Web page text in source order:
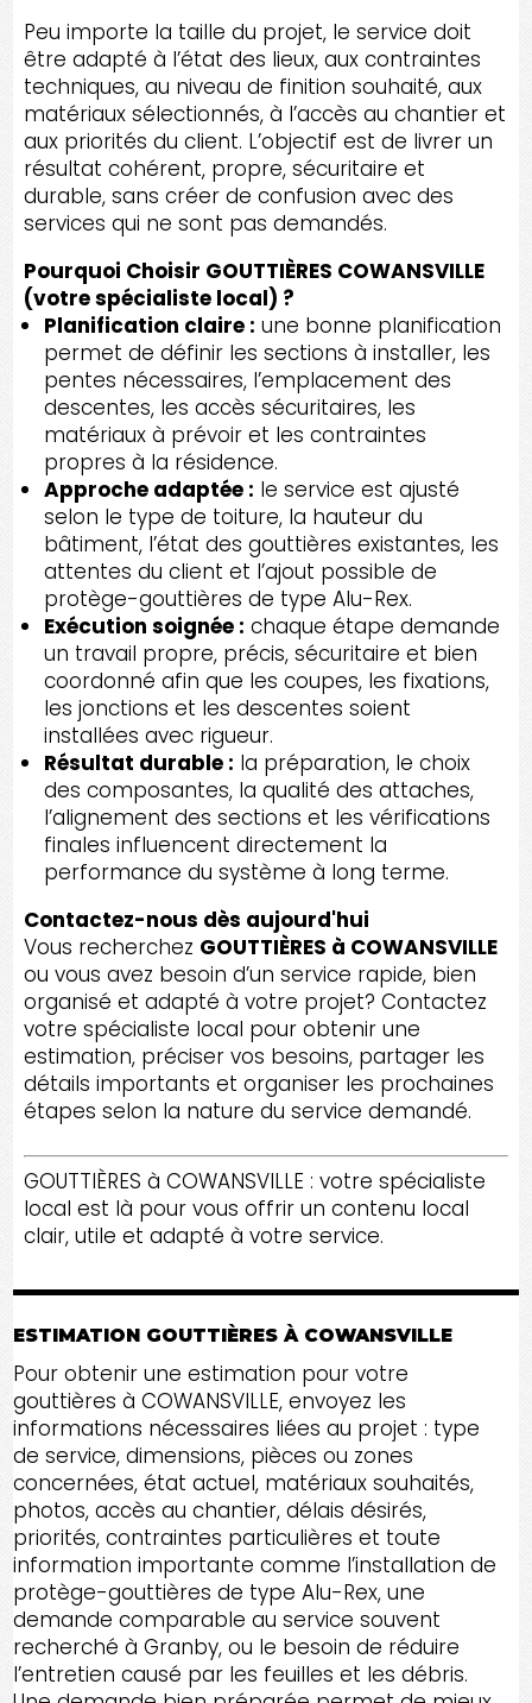
Peu importe la taille du projet, le service doit
être adapté à l’état des lieux, aux contraintes
techniques, au niveau de finition souhaité, aux
matériaux sélectionnés, à l’accès au chantier et
aux priorités du client. L’objectif est de livrer un
résultat cohérent, propre, sécuritaire et
durable, sans créer de confusion avec des
services qui ne sont pas demandés.
Pourquoi Choisir GOUTTIÈRES COWANSVILLE
(votre spécialiste local) ?
Planification claire : une bonne planification
permet de définir les sections à installer, les
pentes nécessaires, l’emplacement des
descentes, les accès sécuritaires, les
matériaux à prévoir et les contraintes
propres à la résidence.
Approche adaptée : le service est ajusté
selon le type de toiture, la hauteur du
bâtiment, l’état des gouttières existantes, les
attentes du client et l’ajout possible de
protège-gouttières de type Alu-Rex.
Exécution soignée : chaque étape demande
un travail propre, précis, sécuritaire et bien
coordonné afin que les coupes, les fixations,
les jonctions et les descentes soient
installées avec rigueur.
Résultat durable : la préparation, le choix
des composantes, la qualité des attaches,
l’alignement des sections et les vérifications
finales influencent directement la
performance du système à long terme.
Contactez-nous dès aujourd'hui
Vous recherchez GOUTTIÈRES à COWANSVILLE
ou vous avez besoin d’un service rapide, bien
organisé et adapté à votre projet? Contactez
votre spécialiste local pour obtenir une
estimation, préciser vos besoins, partager les
détails importants et organiser les prochaines
étapes selon la nature du service demandé.
GOUTTIÈRES à COWANSVILLE : votre spécialiste
local est là pour vous offrir un contenu local
clair, utile et adapté à votre service.
ESTIMATION GOUTTIÈRES À COWANSVILLE
Pour obtenir une estimation pour votre
gouttières à COWANSVILLE, envoyez les
informations nécessaires liées au projet : type
de service, dimensions, pièces ou zones
concernées, état actuel, matériaux souhaités,
photos, accès au chantier, délais désirés,
priorités, contraintes particulières et toute
information importante comme l’installation de
protège-gouttières de type Alu-Rex, une
demande comparable au service souvent
recherché à Granby, ou le besoin de réduire
l’entretien causé par les feuilles et les débris.